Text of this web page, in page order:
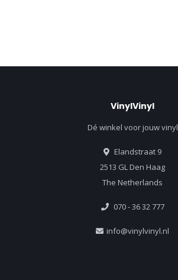
VinylVinyl
Dé winkel voor jouw vinyl
Elandstraat 9
2513 GL Den Haag
The Netherlands
070 - 36 32 777
info@vinylvinyl.nl